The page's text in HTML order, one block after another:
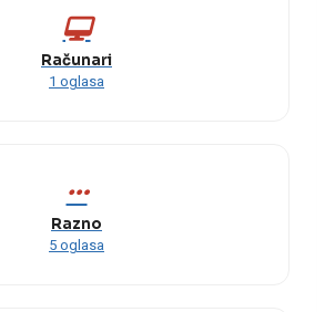
Računari
1 oglasa
Razno
5 oglasa